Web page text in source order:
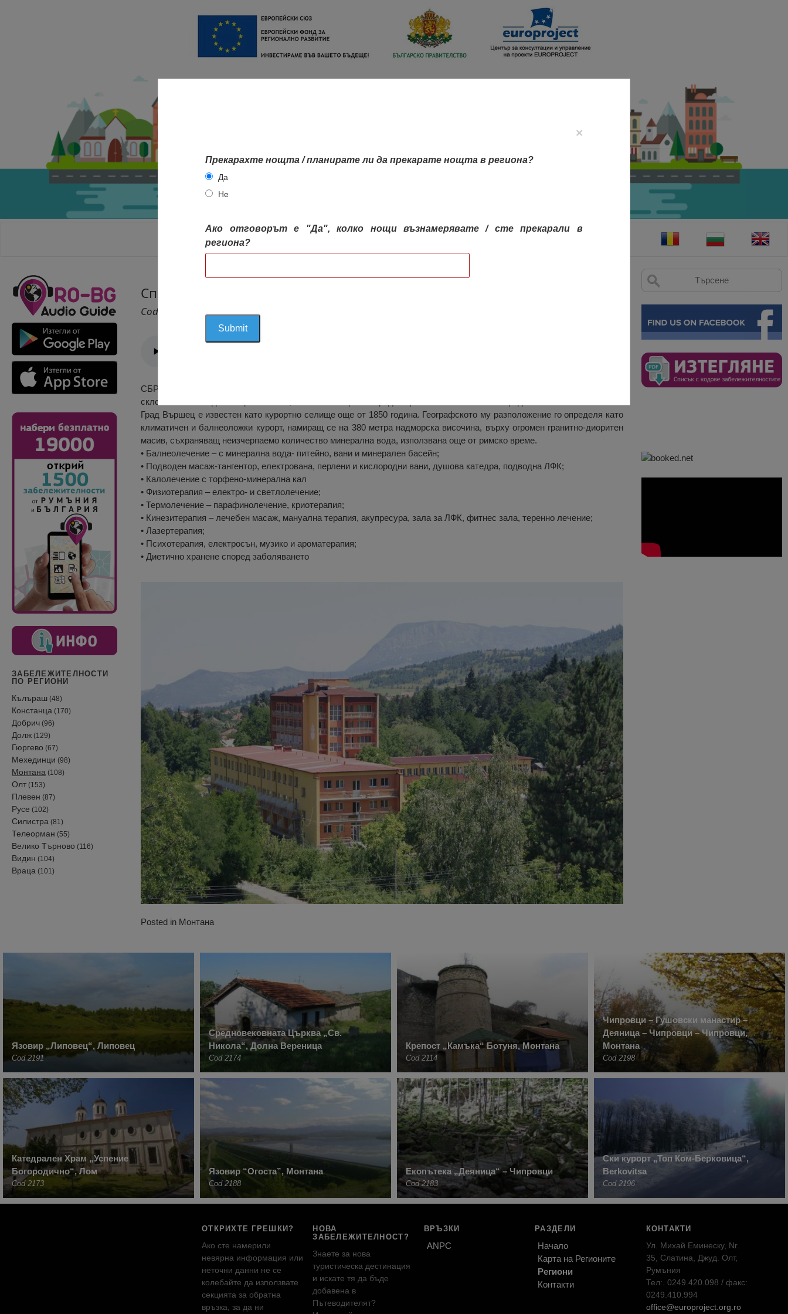
НАЧАЛО
ЗАБЕЛЕЖИТЕЛНОСТИ
ПО РЕГИОНИ
Кълъраш (48)
Констанца (170)
Добрич (96)
Долж (129)
Гюргево (67)
Мехединци (98)
Монтана (108)
Олт (153)
Плевен (87)
Русе (102)
Силистра (81)
Телеорман (55)
Велико Търново (116)
Видин (104)
Враца (101)
Специализирана Болница за Рехабилитация „Св. Мина”, Вършец
Cod 2155
СБР („Специализирани болници за рехабилитация“) св. Мина се намира в град Вършец, разположен в северните
склонове на Западна Стара планина, на 90 км северно от град София и на около 35 км от град Монтана.
Град Вършец е известен като курортно селище още от 1850 година. Географското му разположение го определя като
климатичен и балнеоложки курорт, намиращ се на 380 метра надморска височина, върху огромен гранитно-диоритен
масив, съхраняващ неизчерпаемо количество минерална вода, използвана още от римско време.
• Балнеолечение – с минерална вода- питейно, вани и минерален басейн;
• Подводен масаж-тангентор, електрована, перлени и кислородни вани, душова катедра, подводна ЛФК;
• Калолечение с торфено-минерална кал
• Физиотерапия – електро- и светлолечение;
• Термолечение – парафинолечение, криотерапия;
• Кинезитерапия – лечебен масаж, мануална терапия, акупресура, зала за ЛФК, фитнес зала, теренно лечение;
• Лазертерапия;
• Психотерапия, електросън, музико и ароматерапия;
• Диетично хранене според заболяването
×
Прекарахте нощта / планирате ли да прекарате нощта в региона?
Да
Не
Ако отговорът е "Да", колко нощи възнамерявате / сте прекарали в
региона?
Posted in Монтана
Язовир „Липовец“, Липовец
Cod 2191
Средновековната Църква „Св.
Никола“, Долна Вереница
Cod 2174
Крепост „Камъка“ Ботуня, Монтана
Cod 2114
Чипровци – Гушовски манастир –
Деяница – Чипровци – Чипровци,
Монтана
Cod 2198
Катедрален Храм „Успение
Богородично“, Лом
Cod 2173
Язовир “Огоста”, Монтана
Cod 2188
Екопътека „Деяница“ – Чипровци
Cod 2183
Ски курорт „Топ Ком-Берковица“,
Berkovitsa
Cod 2196
ОТКРИХТЕ ГРЕШКИ?
Ако сте намерили
невярна информация или
неточни данни не се
колебайте да използвате
секцията за обратна
връзка, за да ни
НОВА
ЗАБЕЛЕЖИТЕЛНОСТ?
Знаете за нова
туристическа дестинация
и искате тя да бъде
добавена в
Пътеводителят?
ВРЪЗКИ
ANPC
РАЗДЕЛИ
Начало
Карта на Регионите
Региони
Контакти
КОНТАКТИ
Ул. Михай Еминеску, Nr.
35, Слатина, Джуд. Олт,
Румъния
Тел:. 0249.420.098 / факс:
0249.410.994
office@europroject.org.ro